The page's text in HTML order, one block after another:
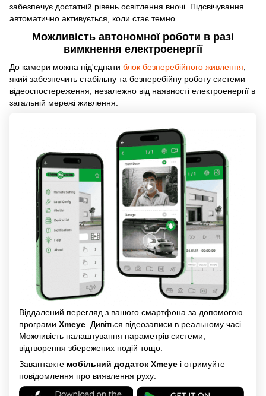
забезпечує достатній рівень освітлення вночі. Підсвічування
автоматично активується, коли стає темно.
Можливість автономної роботи в разі
вимкнення електроенергії
До камери можна під'єднати блок безперебійного живлення
який забезпечить стабільну та безперебійну роботу системи
відеоспостереження, незалежно від наявності електроенергії в
загальній мережі живлення.
Віддалений перегляд з вашого смартфона за допомогою
програми Xmeye. Дивіться відеозаписи в реальному часі.
Можливість налаштування параметрів системи,
відтворення збережених подій тощо.
Завантажте мобільний додаток Xmeye і отримуйте
повідомлення про виявлення руху: